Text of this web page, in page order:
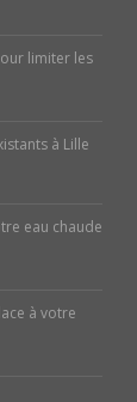
limiter les
à Lille
eau chaude
à votre